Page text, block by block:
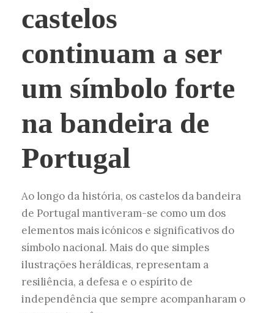
castelos
continuam a ser
um símbolo forte
na bandeira de
Portugal
Ao longo da história, os castelos da bandeira
de Portugal mantiveram-se como um dos
elementos mais icónicos e significativos do
símbolo nacional. Mais do que simples
ilustrações heráldicas, representam a
resiliência, a defesa e o espírito de
independência que sempre acompanharam o